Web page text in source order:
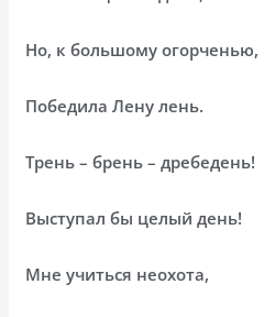
Но, к большому огорченью,
Победила Лену лень.
Трень – брень – дребедень!
Выступал бы целый день!
Мне учиться неохота,